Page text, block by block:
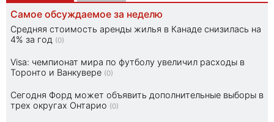
Самое обсуждаемое за неделю
Средняя стоимость аренды жилья в Канаде снизилась на
4% за год (0)
Visa: чемпионат мира по футболу увеличил расходы в
Торонто и Ванкувере (0)
Сегодня Форд может объявить дополнительные выборы в
трех округах Онтарио (0)